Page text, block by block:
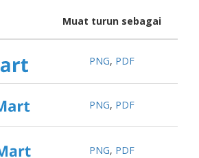
Muat turun sebagai
PNG, PDF
PNG, PDF
PNG, PDF